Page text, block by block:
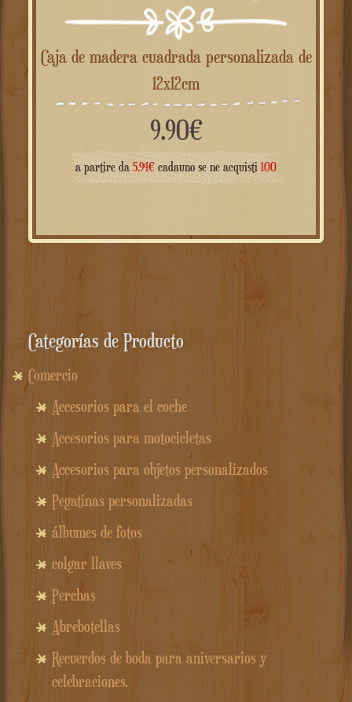
Caja de madera cuadrada personalizada de
12x12cm
9.90€
a partire da 5.94€ cadauno se ne acquisti 100
Categorías de Producto
Comercio
Accesorios para el coche
Accesorios para motocicletas
Accesorios para objetos personalizados
Pegatinas personalizadas
álbumes de fotos
colgar llaves
Perchas
Abrebotellas
Recuerdos de boda para aniversarios y
celebraciones.